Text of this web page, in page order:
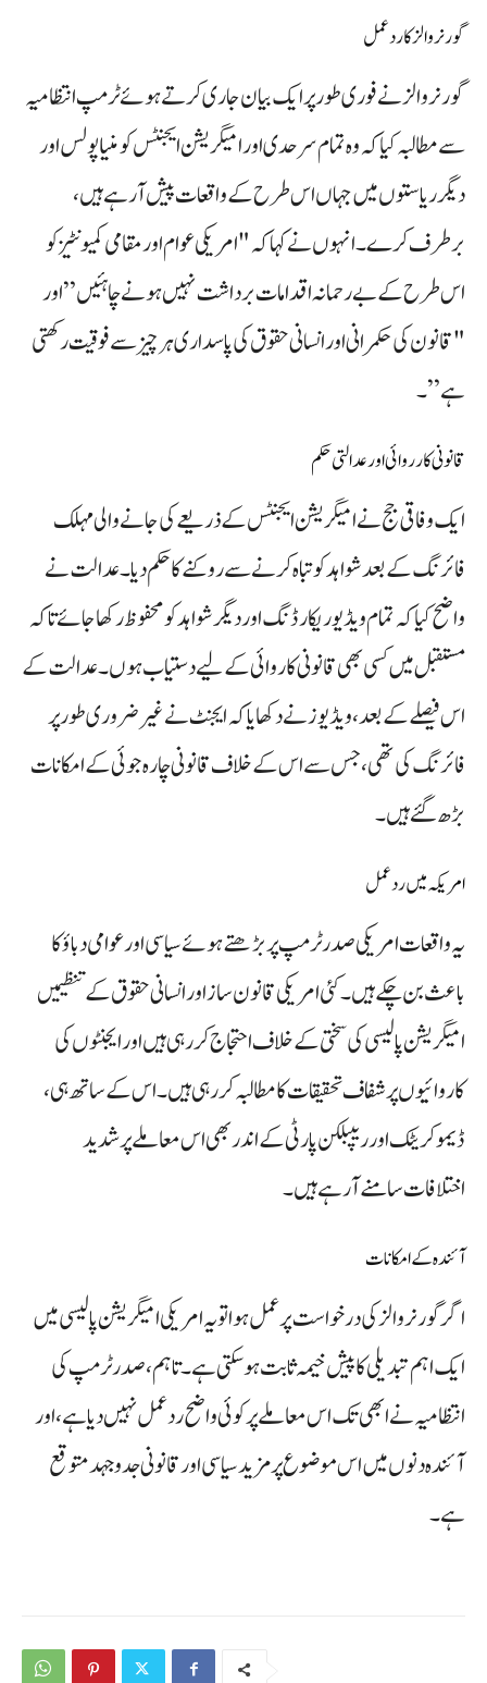
گورنر والز کا ردعمل
گورنر والز نے فوری طور پر ایک بیان جاری کرتے ہوئے ٹرمپ انتظامیہ
سے مطالبہ کیا کہ وہ تمام سرحدی اور امیگریشن ایجنٹس کو منیاپولس اور
دیگر ریاستوں میں جہاں اس طرح کے واقعات پیش آ رہے ہیں،
برطرف کرے۔ انہوں نے کہا کہ "امریکی عوام اور مقامی کمیونٹیز کو
اس طرح کے بے رحمانہ اقدامات برداشت نہیں ہونے چاہئیں” اور
"قانون کی حکمرانی اور انسانی حقوق کی پاسداری ہر چیز سے فوقیت رکھتی
ہے”۔
قانونی کارروائی اور عدالتی حکم
ایک وفاقی جج نے امیگریشن ایجنٹس کے ذریعے کی جانے والی مہلک
فائرنگ کے بعد شواہد کو تباہ کرنے سے روکنے کا حکم دیا۔ عدالت نے
واضح کیا کہ تمام ویڈیو ریکارڈنگ اور دیگر شواہد کو محفوظ رکھا جائے تاکہ
مستقبل میں کسی بھی قانونی کاروائی کے لیے دستیاب ہوں۔ عدالت کے
اس فیصلے کے بعد، ویڈیوز نے دکھایا کہ ایجنٹ نے غیر ضروری طور پر
فائرنگ کی تھی، جس سے اس کے خلاف قانونی چارہ جوئی کے امکانات
بڑھ گئے ہیں۔
امریکہ میں ردعمل
یہ واقعات امریکی صدر ٹرمپ پر بڑھتے ہوئے سیاسی اور عوامی دباؤ کا
باعث بن چکے ہیں۔ کئی امریکی قانون ساز اور انسانی حقوق کے تنظیمیں
امیگریشن پالیسی کی سختی کے خلاف احتجاج کر رہی ہیں اور ایجنٹوں کی
کاروائیوں پر شفاف تحقیقات کا مطالبہ کر رہی ہیں۔ اس کے ساتھ ہی،
ڈیموکریٹک اور ریپبلکن پارٹی کے اندر بھی اس معاملے پر شدید
اختلافات سامنے آ رہے ہیں۔
آئندہ کے امکانات
اگر گورنر والز کی درخواست پر عمل ہوا تو یہ امریکی امیگریشن پالیسی میں
ایک اہم تبدیلی کا پیش خیمہ ثابت ہو سکتی ہے۔ تاہم، صدر ٹرمپ کی
انتظامیہ نے ابھی تک اس معاملے پر کوئی واضح ردعمل نہیں دیا ہے، اور
آئندہ دنوں میں اس موضوع پر مزید سیاسی اور قانونی جدوجہد متوقع
ہے۔